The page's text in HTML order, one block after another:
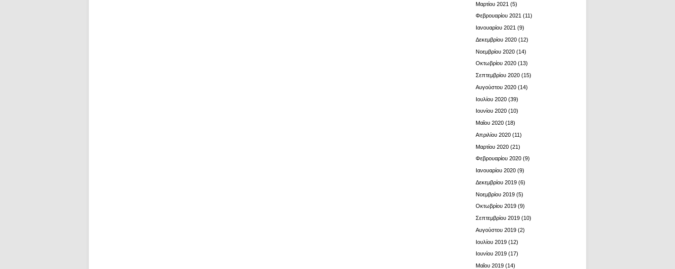
Μαρτίου 2021 (5)
Φεβρουαρίου 2021 (11)
Ιανουαρίου 2021 (9)
Δεκεμβρίου 2020 (12)
Νοεμβρίου 2020 (14)
Οκτωβρίου 2020 (13)
Σεπτεμβρίου 2020 (15)
Αυγούστου 2020 (14)
Ιουλίου 2020 (39)
Ιουνίου 2020 (10)
Μαΐου 2020 (18)
Απριλίου 2020 (11)
Μαρτίου 2020 (21)
Φεβρουαρίου 2020 (9)
Ιανουαρίου 2020 (9)
Δεκεμβρίου 2019 (6)
Νοεμβρίου 2019 (5)
Οκτωβρίου 2019 (9)
Σεπτεμβρίου 2019 (10)
Αυγούστου 2019 (2)
Ιουλίου 2019 (12)
Ιουνίου 2019 (17)
Μαΐου 2019 (14)